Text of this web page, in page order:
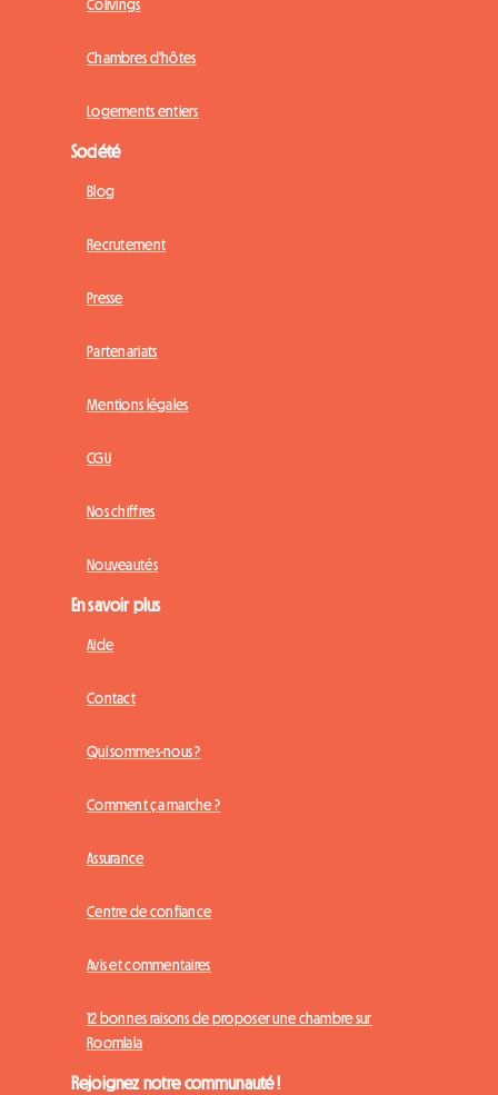
Colivings
Chambres d'hôtes
Logements entiers
Société
Blog
Recrutement
Presse
Partenariats
Mentions légales
CGU
Nos chiffres
Nouveautés
En savoir plus
Aide
Contact
Qui sommes-nous ?
Comment ça marche ?
Assurance
Centre de confiance
Avis et commentaires
12 bonnes raisons de proposer une chambre sur
Roomlala
Rejoignez notre communauté !